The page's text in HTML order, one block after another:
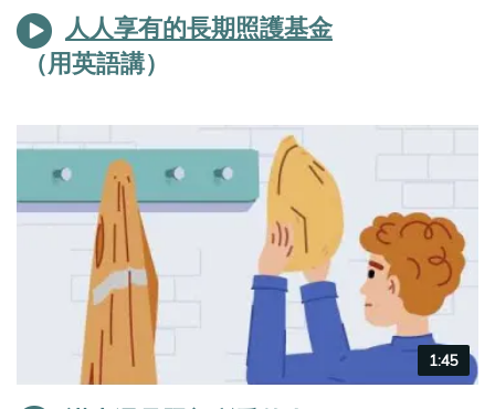
人人享有的長期照護基金
Video
duration
1:45